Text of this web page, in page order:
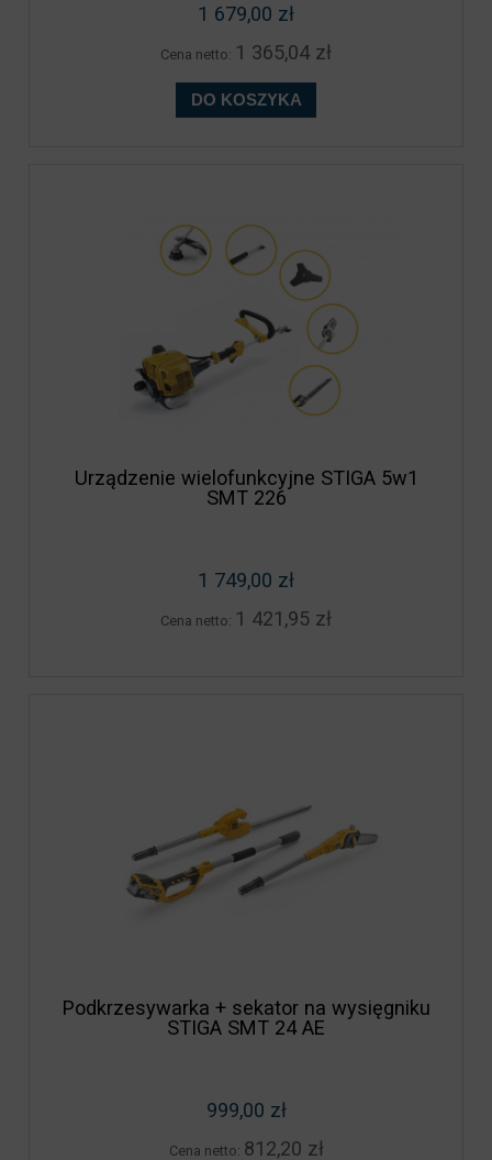
1 679,00 zł
Cena netto: 1 365,04 zł
DO KOSZYKA
Urządzenie wielofunkcyjne STIGA 5w1
SMT 226
1 749,00 zł
Cena netto: 1 421,95 zł
Podkrzesywarka + sekator na wysięgniku
STIGA SMT 24 AE
999,00 zł
Cena netto: 812,20 zł